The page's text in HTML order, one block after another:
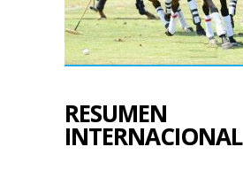
RESUMEN
INTERNACIONAL